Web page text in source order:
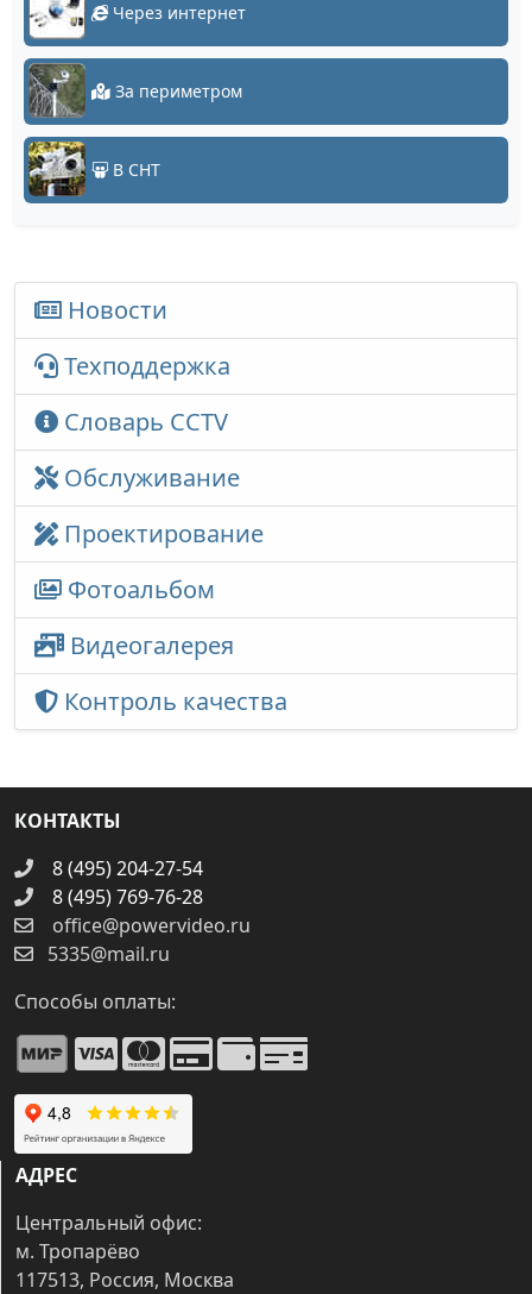
Через интернет
За периметром
В СНТ
Новости
Техподдержка
Словарь CCTV
Обслуживание
Проектирование
Фотоальбом
Видеогалерея
Контроль качества
КОНТАКТЫ
8 (495) 204-27-54
8 (495) 769-76-28
office@powervideo.ru
5335@mail.ru
Способы оплаты:
АДРЕС
Центральный офис:
м. Тропарёво
117513, Россия, Москва